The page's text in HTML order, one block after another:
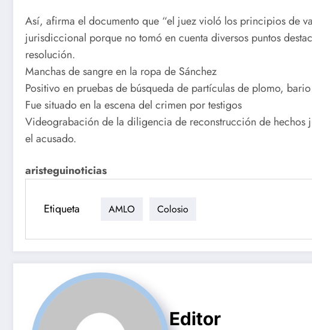
Así, afirma el documento que “el juez violó los principios de
jurisdiccional porque no tomó en cuenta diversos puntos
resolución.
Manchas de sangre en la ropa de Sánchez
Positivo en pruebas de búsqueda de partículas de plomo,
Fue situado en la escena del crimen por testigos
Videograbación de la diligencia de reconstrucción de
el acusado.
aristeguinoticias
Etiqueta AMLO Colosio
Editor